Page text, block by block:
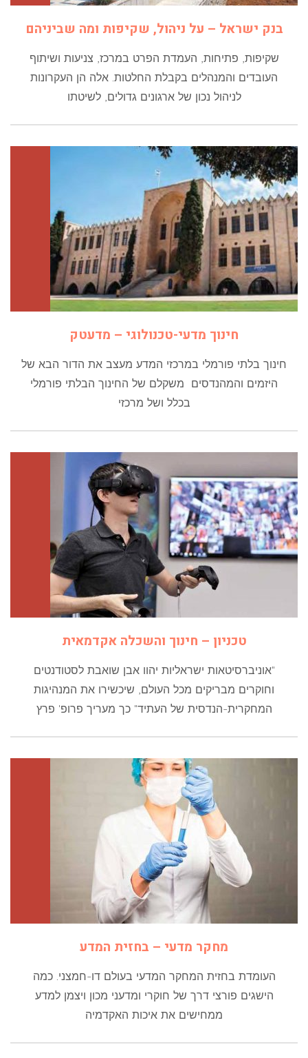
בנק ישראל – על ניהול, שקיפות ומה שביניהם
שקיפות, פתיחות, העמדת הפרט במרכז, צניעות ושיתוף
העובדים והמנהלים בקבלת החלטות. אלה הן העקרונות
לניהול נכון של ארגונים גדולים, לשיטתו
חינוך מדעי-טכנולוגי – מדעטק
חינוך בלתי פורמלי במרכזי המדע מעצב את הדור הבא של
היזמים והמהנדסים משקלם של החינוך הבלתי פורמלי
בכלל ושל מרכזי
טכניון – חינוך והשכלה אקדמאית
"אוניברסיטאות ישראליות יהוו אבן שואבת לסטודנטים
וחוקרים מבריקים מכל העולם, שיכשירו את המנהיגות
המחקרית-הנדסית של העתיד" כך מעריך פרופ' פרץ
מחקר מדעי – בחזית המדע
העומדת בחזית המחקר המדעי בעולם דו-חמצני. כמה
הישגים פורצי דרך של חוקרי ומדעני מכון ויצמן למדע
ממחישים את איכות האקדמיה